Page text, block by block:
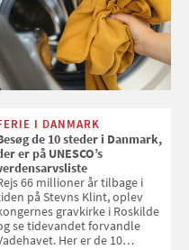
I DANMARK
de 10 steder i Danmark,
er på UNESCO’s
66 millioner år tilbage i
på Stevns Klint, oplev
gravkirke i Roskilde
se tidevandet forvandle
Her er de 10